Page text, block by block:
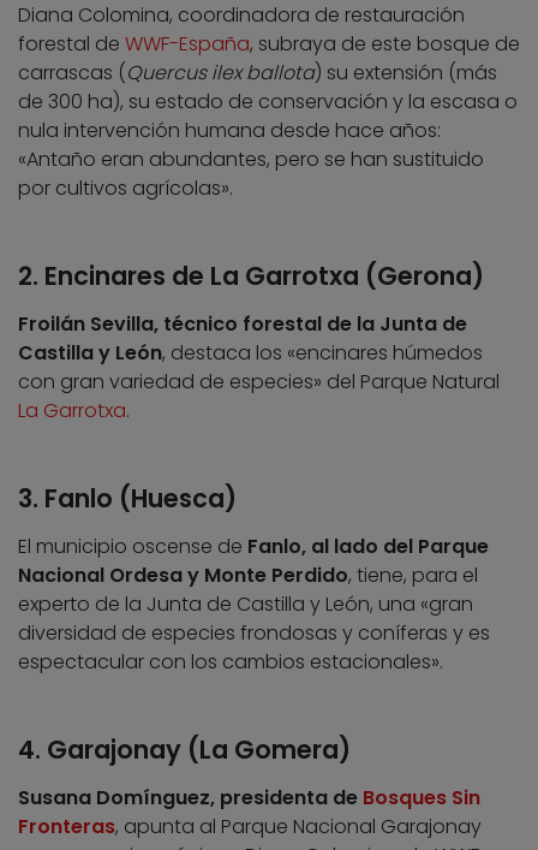
Diana Colomina, coordinadora de restauración
forestal de WWF-España, subraya de este bosque de
carrascas (Quercus ilex ballota) su extensión (más
de 300 ha), su estado de conservación y la escasa o
nula intervención humana desde hace años:
«Antaño eran abundantes, pero se han sustituido
por cultivos agrícolas».
2. Encinares de La Garrotxa (Gerona)
Froilán Sevilla, técnico forestal de la Junta de
Castilla y León, destaca los «encinares húmedos
con gran variedad de especies» del Parque Natural
La Garrotxa.
3. Fanlo (Huesca)
El municipio oscense de Fanlo, al lado del Parque
Nacional Ordesa y Monte Perdido, tiene, para el
experto de la Junta de Castilla y León, una «gran
diversidad de especies frondosas y coníferas y es
espectacular con los cambios estacionales».
4. Garajonay (La Gomera)
Susana Domínguez, presidenta de Bosques Sin
Fronteras, apunta al Parque Nacional Garajonay